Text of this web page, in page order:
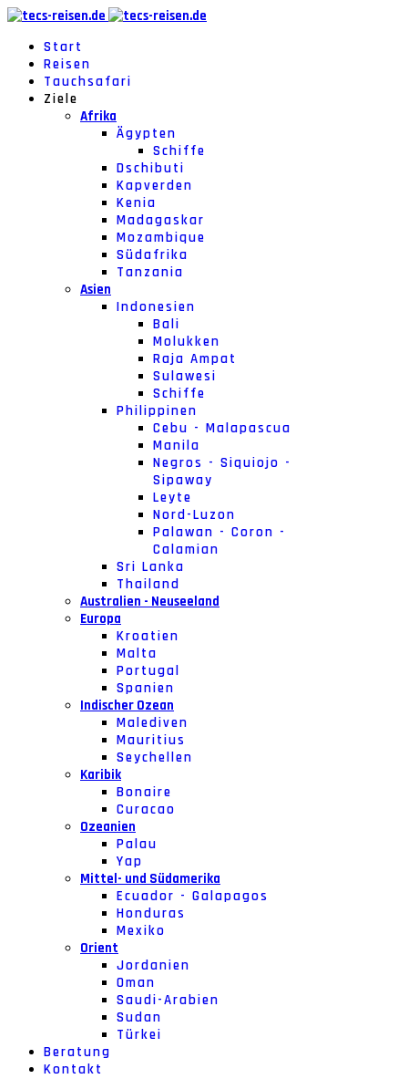
Start
Reisen
Tauchsafari
Ziele
Afrika
Ägypten
Schiffe
Dschibuti
Kapverden
Kenia
Madagaskar
Mozambique
Südafrika
Tanzania
Asien
Indonesien
Bali
Molukken
Raja Ampat
Sulawesi
Schiffe
Philippinen
Cebu - Malapascua
Manila
Negros - Siquiojo -
Sipaway
Leyte
Nord-Luzon
Palawan - Coron -
Calamian
Sri Lanka
Thailand
Australien - Neuseeland
Europa
Kroatien
Malta
Portugal
Spanien
Indischer Ozean
Malediven
Mauritius
Seychellen
Karibik
Bonaire
Curacao
Ozeanien
Palau
Yap
Mittel- und Südamerika
Ecuador - Galapagos
Honduras
Mexiko
Orient
Jordanien
Oman
Saudi-Arabien
Sudan
Türkei
Beratung
Kontakt